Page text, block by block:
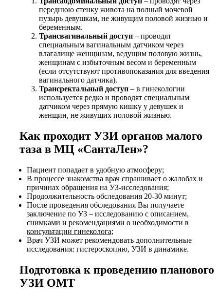
переднюю стенку живота на полный мочевой
пузырь девушкам, не живущим половой жизнью и
беременным.
Трансвагинальный доступ – проводят
специальным вагинальным датчиком через
влагалище женщинам, ведущим половую жизнь,
женщинам с избыточным весом и беременным
(если отсутствуют противопоказания для введения
вагинального датчика).
Трансректальный доступ – в гинекологии
используется редко и проводят специальным
датчиком через прямую кишку у девушек и
женщин, не живущих половой жизнью.
Как проходит УЗИ органов малого
таза в МЦ «СантаЛен»?
Пациент попадает в удобную атмосферу;
В процессе знакомства врач спрашивает о жалобах и
причинах обращения на УЗ-исследования;
Продолжительность обследования 20-30 минут;
После проведения обследования Вы получаете
заключение по УЗ – исследованию с описанием,
снимками и рекомендациями о необходимости в
консультации гинеколога;
Врач УЗИ может рекомендовать дополнительные
исследования: гистероскопию, УЗИ в динамике.
Подготовка к проведению планового
УЗИ ОМТ